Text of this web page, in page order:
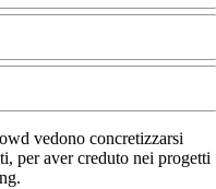
vedono concretizzarsi
per aver creduto nei progetti